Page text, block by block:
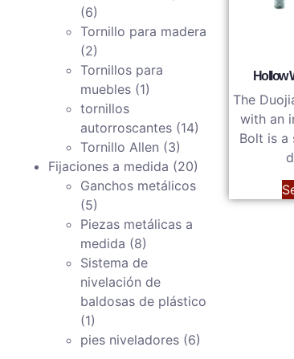
(6)
Tornillo para madera
(2)
Tornillos para
muebles (1)
tornillos
autorroscantes (14)
Tornillo Allen (3)
Fijaciones a medida (20)
Ganchos metálicos
(5)
Piezas metálicas a
medida (8)
Sistema de
nivelación de
baldosas de plástico
(1)
pies niveladores (6)
Hollow
The
with an
Bolt is a